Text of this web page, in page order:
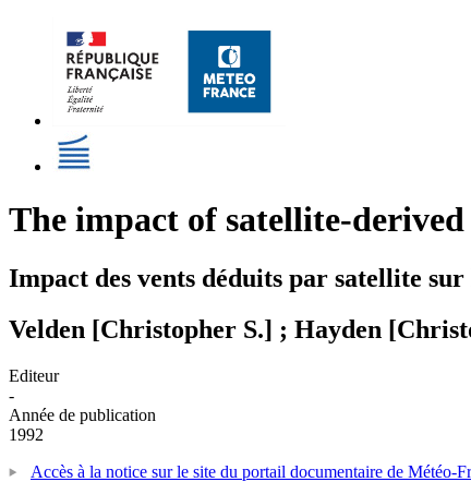
The impact of satellite-
Impact des vents déduits par satellite
Velden [Christopher S.] ; Hayden
Editeur
-
Année de publication
1992
Accès à la notice sur le site du portail documentaire de Météo-